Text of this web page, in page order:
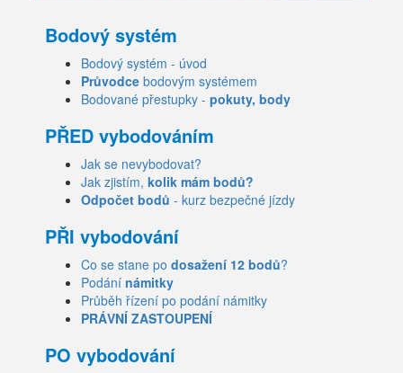
Bodový systém
Bodový systém - úvod
Průvodce bodovým systémem
Bodované přestupky - pokuty, body
PŘED vybodováním
Jak se nevybodovat?
Jak zjistím, kolik mám bodů?
Odpočet bodů - kurz bezpečné jízdy
PŘI vybodování
Co se stane po dosažení 12 bodů?
Podání námitky
Průběh řízení po podání námitky
PRÁVNÍ ZASTOUPENÍ
PO vybodování